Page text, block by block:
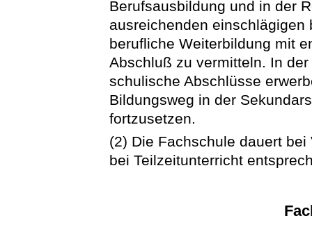
Berufsausbildung und in der
ausreichenden
berufliche Weiterbildung mit
Abschluß zu vermitteln. In
schulische Abschlüsse
Bildungsweg in der
fortzusetzen.
(2) Die Fachschule dauert
bei Teilzeitunterricht